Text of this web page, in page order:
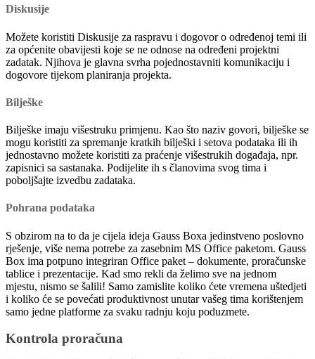
Diskusije
Možete koristiti Diskusije za raspravu i dogovor o određenoj temi ili
za općenite obavijesti koje se ne odnose na određeni projektni
zadatak. Njihova je glavna svrha pojednostavniti komunikaciju i
dogovore tijekom planiranja projekta.
Bilješke
Bilješke imaju višestruku primjenu. Kao što naziv govori, bilješke se
mogu koristiti za spremanje kratkih bilješki i setova podataka ili ih
jednostavno možete koristiti za praćenje višestrukih događaja, npr.
zapisnici sa sastanaka. Podijelite ih s članovima svog tima i
poboljšajte izvedbu zadataka.
Pohrana podataka
S obzirom na to da je cijela ideja Gauss Boxa jedinstveno poslovno
rješenje, više nema potrebe za zasebnim MS Office paketom. Gauss
Box ima potpuno integriran Office paket – dokumente, proračunske
tablice i prezentacije. Kad smo rekli da želimo sve na jednom
mjestu, nismo se šalili! Samo zamislite koliko ćete vremena uštedjeti
i koliko će se povećati produktivnost unutar vašeg tima korištenjem
samo jedne platforme za svaku radnju koju poduzmete.
Kontrola proračuna